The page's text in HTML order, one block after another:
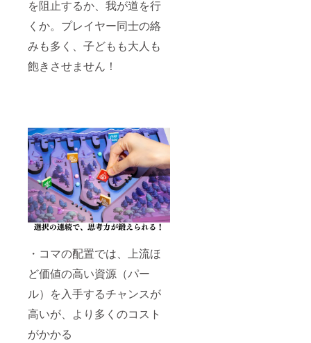
を阻止するか、我が道を行
くか。プレイヤー同士の絡
みも多く、子どもも大人も
飽きさせません！
・コマの配置では、上流ほ
ど価値の高い資源（パー
ル）を入手するチャンスが
高いが、より多くのコスト
がかかる